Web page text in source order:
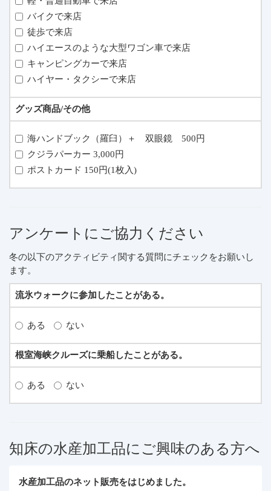
バイクで来店
徒歩で来店
ハイエースのような大型ワゴン車で来店
キャンピングカーで来店
ハイヤー・タクシーで来店
グッズ商品/その他
海ハンドブック（羅臼）＋ 双眼鏡 500円
クジラパーカー 3,000円
ポストカード 150円(1枚入)
アンケートにご協力ください
冬の以下のアクティビティ関する質問にチェックをお願いし
ます。
流氷ウォークに参加したことがある。
ある ない
根室海峡クルーズに乗船したことがある。
ある ない
知床の水産加工品にご興味のある方へ
水産加工品のネット販売をはじめました。